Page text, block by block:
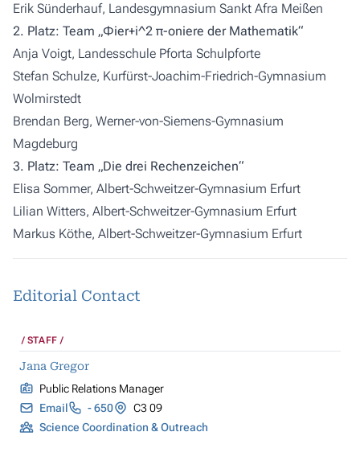
Erik Sünderhauf, Landesgymnasium Sankt Afra Meißen
2. Platz: Team „Φier+i^2 π-oniere der Mathematik“
Anja Voigt, Landesschule Pforta Schulpforte
Stefan Schulze, Kurfürst-Joachim-Friedrich-Gymnasium
Wolmirstedt
Brendan Berg, Werner-von-Siemens-Gymnasium
Magdeburg
3. Platz: Team „Die drei Rechenzeichen“
Elisa Sommer, Albert-Schweitzer-Gymnasium Erfurt
Lilian Witters, Albert-Schweitzer-Gymnasium Erfurt
Markus Köthe, Albert-Schweitzer-Gymnasium Erfurt
Editorial Contact
STAFF
Jana Gregor
Public Relations Manager
Email
- 650
C3 09
Science Coordination & Outreach